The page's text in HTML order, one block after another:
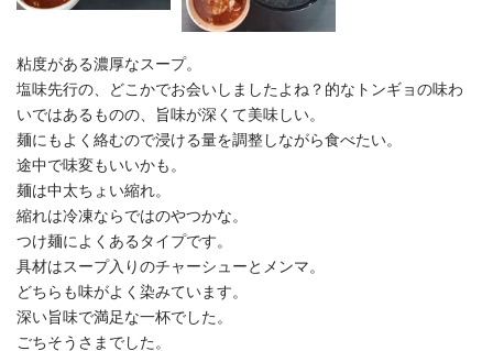
粘度がある濃厚なスープ。
塩味先行の、どこかでお会いしましたよね？的なトンギョの味わ
いではあるものの、旨味が深くて美味しい。
麺にもよく絡むので浸ける量を調整しながら食べたい。
途中で味変もいいかも。
麺は中太ちょい縮れ。
縮れは冷凍ならではのやつかな。
つけ麺によくあるタイプです。
具材はスープ入りのチャーシューとメンマ。
どちらも味がよく染みています。
深い旨味で満足な一杯でした。
ごちそうさまでした。